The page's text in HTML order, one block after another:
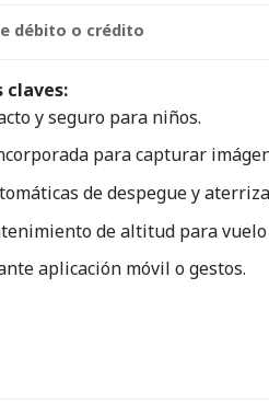
débito o crédito
claves:
y seguro para niños.
para capturar
de despegue y
de altitud para
aplicación móvil o gestos.